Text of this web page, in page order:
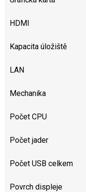
HDMI
Kapacita úložiště
LAN
Mechanika
Počet CPU
Počet jader
Počet USB celkem
Povrch displeje